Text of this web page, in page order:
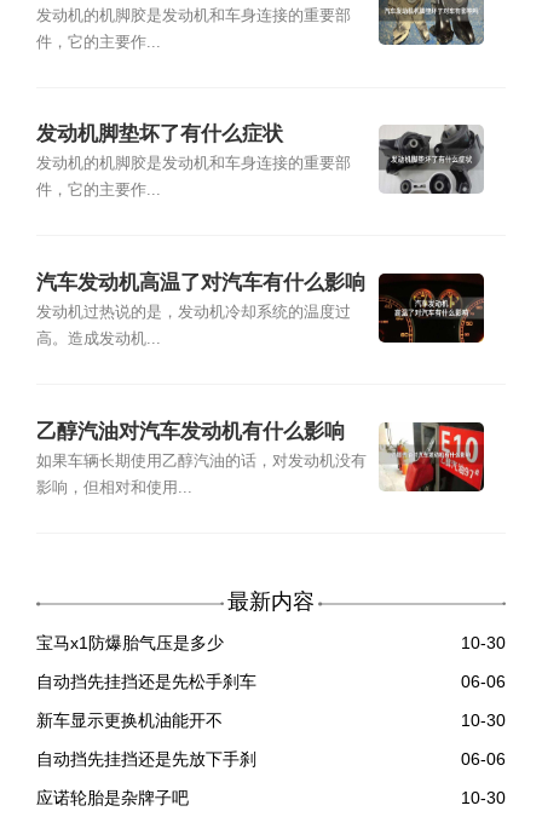
发动机的机脚胶是发动机和车身连接的重要部
件，它的主要作...
发动机脚垫坏了有什么症状
发动机的机脚胶是发动机和车身连接的重要部
件，它的主要作...
汽车发动机高温了对汽车有什么影响
发动机过热说的是，发动机冷却系统的温度过
高。造成发动机...
乙醇汽油对汽车发动机有什么影响
如果车辆长期使用乙醇汽油的话，对发动机没有
影响，但相对和使用...
最新内容
宝马x1防爆胎气压是多少
10-30
自动挡先挂挡还是先松手刹车
06-06
新车显示更换机油能开不
10-30
自动挡先挂挡还是先放下手刹
06-06
应诺轮胎是杂牌子吧
10-30